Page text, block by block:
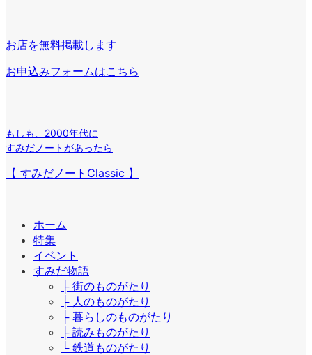
リ
ン
ク
ン
リ
ク
ン
ン
ク
お店を無料掲載します
お申込みフォームはこちら
もしも
2000年代に
すみだノートがあったら
【 すみだノートClassic 】
ホーム
特集
イベント
すみだ物語
├ 街のものがたり
├ 人のものがたり
├ 暮らしのものがたり
├ 読みものがたり
└ 鉄道ものがたり